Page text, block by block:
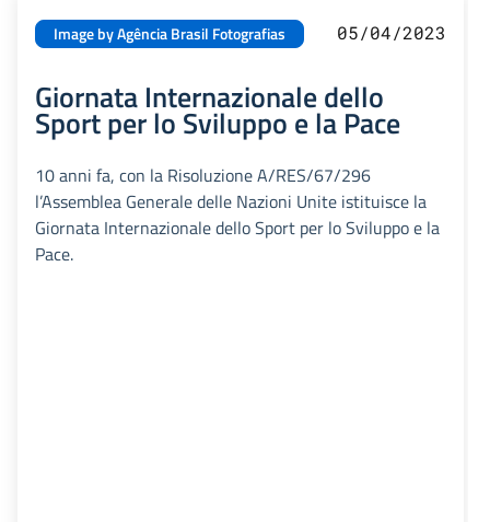
Image by Agência Brasil Fotografias 05/04/2023
Giornata Internazionale dello
Sport per lo Sviluppo e la Pace
10 anni fa, con la Risoluzione A/RES/67/296
l’Assemblea Generale delle Nazioni Unite istituisce la
Giornata Internazionale dello Sport per lo Sviluppo e la
Pace.